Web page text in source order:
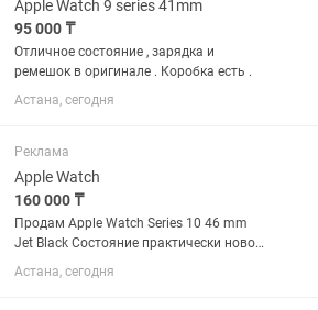
Apple Watch 9 series 41mm
95 000 ₸
Отличное состояние , зарядка и
ремешок в оригинале . Коробка есть .
Астана, сегодня
Реклама
Apple Watch
160 000 ₸
Продам Apple Watch Series 10 46 mm
Jet Black Состояние практически новое.
Аккумулятор 100%. Часы покупались
за 265 000 тг. Носились всего
Астана, сегодня